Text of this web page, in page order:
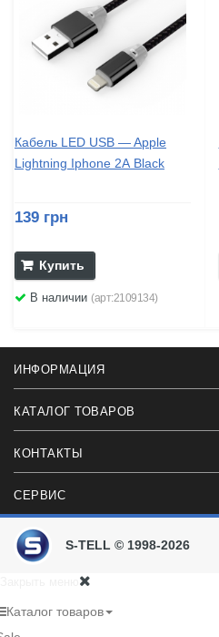
Кабель LED USB — Apple
Lightning Iphone 2А Black
139 грн
Купить
В наличии (арт:2109134)
ИНФОРМАЦИЯ
КАТАЛОГ ТОВАРОВ
КОНТАКТЫ
СЕРВИС
S-TELL © 1998-2026
Каталог товаров